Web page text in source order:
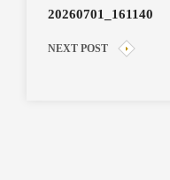
20260701_161140
NEXT POST